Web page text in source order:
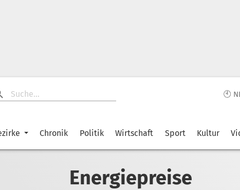
🕙
Chronik Politik Wirtschaft Sport Kultur
Energiepreise